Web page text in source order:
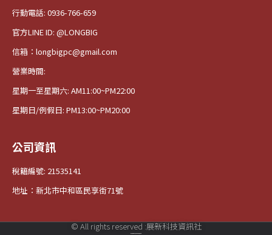
行動電話: 0936-766-659
官方LINE ID: @LONGBIG
信箱：longbigpc@gmail.com
營業時間:
星期一至星期六: AM11:00~PM22:00
星期日/例假日: PM13:00~PM20:00
公司資訊
稅籍編號: 21535141
地址：新北市中和區民享街71號
© All rights reserved :展新科技資訊社